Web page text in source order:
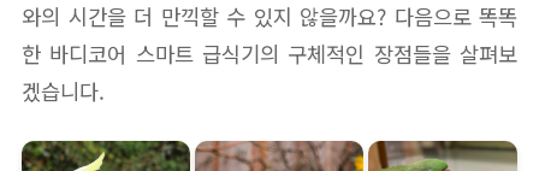
와의 시간을 더 만끽할 수 있지 않을까요? 다음으로 똑똑
한 바디코어 스마트 급식기의 구체적인 장점들을 살펴보
겠습니다.